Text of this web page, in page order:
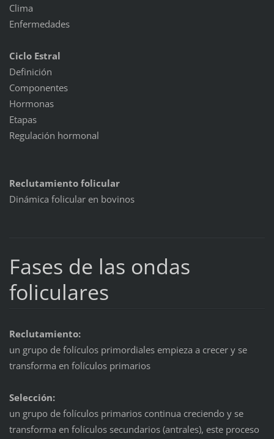
Clima
Enfermedades
Ciclo Estral
Definición
Componentes
Hormonas
Etapas
Regulación hormonal
Reclutamiento folicular
Dinámica folicular en bovinos
Fases de las ondas
foliculares
Reclutamiento:
un grupo de folículos primordiales empieza a crecer y se
transforma en folículos primarios
Selección:
un grupo de folículos primarios continua creciendo y se
transforma en folículos secundarios (antrales), este proceso